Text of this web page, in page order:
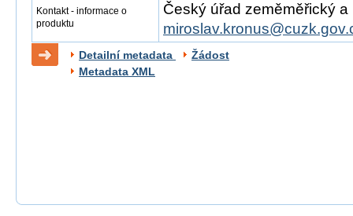
Kontakt - informace o
produktu
Český úřad zeměměřický
Detailní metadata
Žádost
Metadata XML